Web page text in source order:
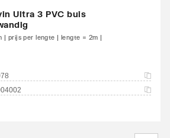
Ultra 3 PVC buis
| prijs per lengte | lengte = 2m |